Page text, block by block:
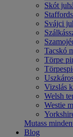
Skót
Svájci
Tacskó
Törpe
Vizslás
Welsh
Westie
Mutass
Blog